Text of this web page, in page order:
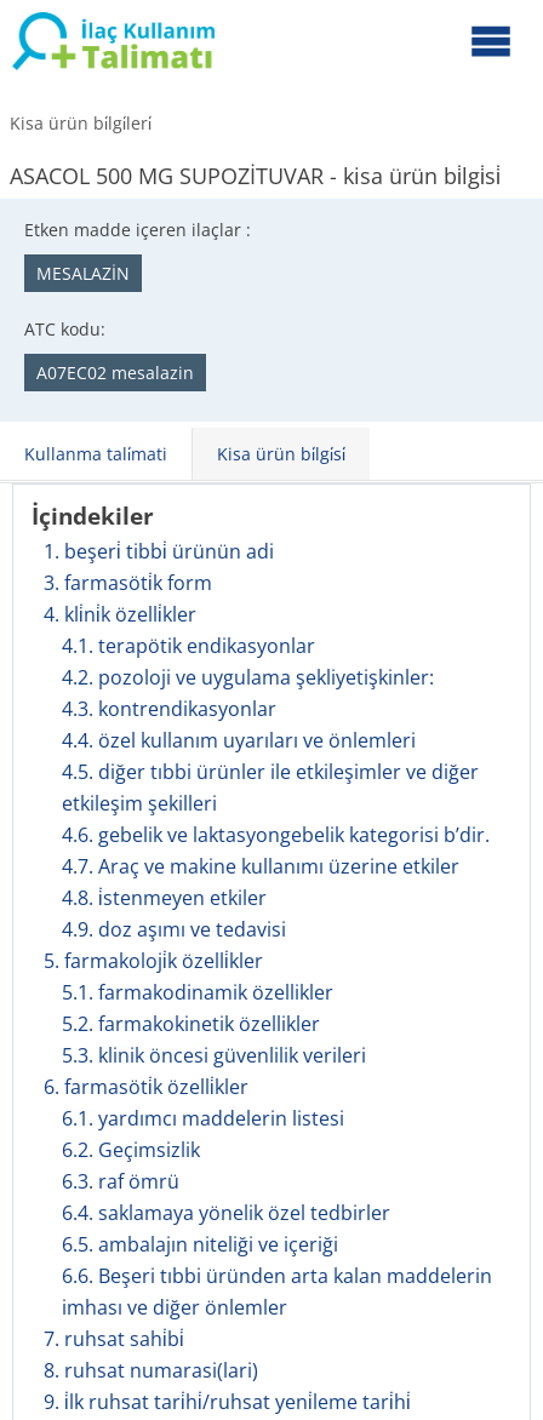
Kisa ürün bi̇lgi̇leri̇
ASACOL 500 MG SUPOZİTUVAR - kisa ürün bi̇lgi̇si̇
Etken madde içeren ilaçlar :
MESALAZİN
ATC kodu:
A07EC02 mesalazin
Kullanma tali̇mati Kisa ürün bi̇lgi̇si̇
İçindekiler
1. beşeri̇ tibbi̇ ürünün adi
3. farmasöti̇k form
4. kli̇ni̇k özelli̇kler
4.1. terapötik endikasyonlar
4.2. pozoloji ve uygulama şekliyetişkinler:
4.3. kontrendikasyonlar
4.4. özel kullanım uyarıları ve önlemleri
4.5. diğer tıbbi ürünler ile etkileşimler ve diğer
etkileşim şekilleri
4.6. gebelik ve laktasyongebelik kategorisi b’dir.
4.7. Araç ve makine kullanımı üzerine etkiler
4.8. i̇stenmeyen etkiler
4.9. doz aşımı ve tedavisi
5. farmakoloji̇k özelli̇kler
5.1. farmakodinamik özellikler
5.2. farmakokinetik özellikler
5.3. klinik öncesi güvenlilik verileri
6. farmasöti̇k özelli̇kler
6.1. yardımcı maddelerin listesi
6.2. Geçimsizlik
6.3. raf ömrü
6.4. saklamaya yönelik özel tedbirler
6.5. ambalajın niteliği ve içeriği
6.6. Beşeri tıbbi üründen arta kalan maddelerin
imhası ve diğer önlemler
7. ruhsat sahi̇bi̇
8. ruhsat numarasi(lari)
9. i̇lk ruhsat tari̇hi̇/ruhsat yeni̇leme tari̇hi̇